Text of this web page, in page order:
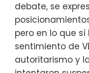
debate, se
pero en lo que
sentimiento de
autoritarismo y